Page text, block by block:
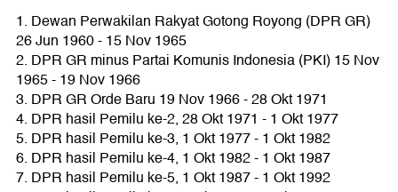
1. Dewan Perwakilan Rakyat Gotong Royong (DPR GR)
26 Jun 1960 - 15 Nov 1965
2. DPR GR minus Partai Komunis Indonesia (PKI) 15 Nov
1965 - 19 Nov 1966
3. DPR GR Orde Baru 19 Nov 1966 - 28 Okt 1971
4. DPR hasil Pemilu ke-2, 28 Okt 1971 - 1 Okt 1977
5. DPR hasil Pemilu ke-3, 1 Okt 1977 - 1 Okt 1982
6. DPR hasil Pemilu ke-4, 1 Okt 1982 - 1 Okt 1987
7. DPR hasil Pemilu ke-5, 1 Okt 1987 - 1 Okt 1992